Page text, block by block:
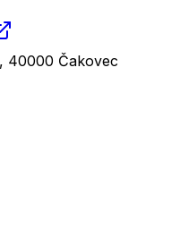
40000 Čakovec